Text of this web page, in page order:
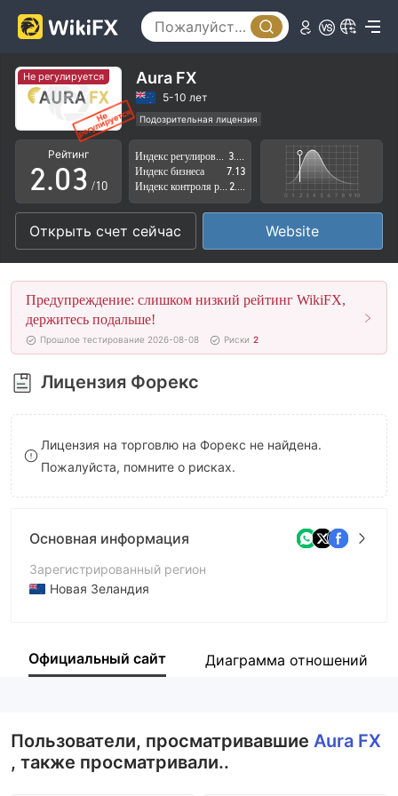
Не регулируется Aura FX
5-10 лет
Подозрительная лицензия
Регион деятельности подозрителен
Высокие потенциальные риски
Рейтинг
0
1
2
3
4
5
6
7
8
9
.0
1
2
3
4
5
6
7
8
9
0
1
2
3
4
5
6
7
8
9
/10
Индекс бизнеса
7.13
Открыть счет сейчас Website
Предупреждение: слишком низкий рейтинг WikiFX,
держитесь подальше!
Прошлое тестирование 2026-08-08 Риски 2
Лицензия Форекс
Лицензия на торговлю на Форекс не найдена.
Пожалуйста, помните о рисках.
Основная информация
Зарегистрированный регион
Новая Зеландия
Компания
Официальный сайт Диаграмма отношений
Пользователи, просматривавшие Aura FX
, также просматривали..